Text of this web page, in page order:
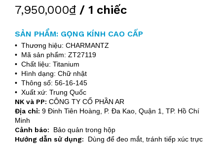
7,950,000₫ / 1 chiếc
SẢN PHẨM: GỌNG KÍNH CAO CẤP
• Thương hiệu: CHARMANTZ
• Mã sản phẩm: ZT27119
• Chất liệu: Titanium
• Hình dạng: Chữ nhật
• Thông số: 56-16-145
• Xuất xứ: Trung Quốc
NK và PP: CÔNG TY CỔ PHẦN AR
Địa chỉ: 9 Đinh Tiên Hoàng, P. Đa Kao, Quận 1, TP. Hồ Chí
Minh
Cảnh báo: Bảo quản trong hộp
Hướng dẫn sử dụng: Dùng để đeo mắt, tránh tiếp xúc trực